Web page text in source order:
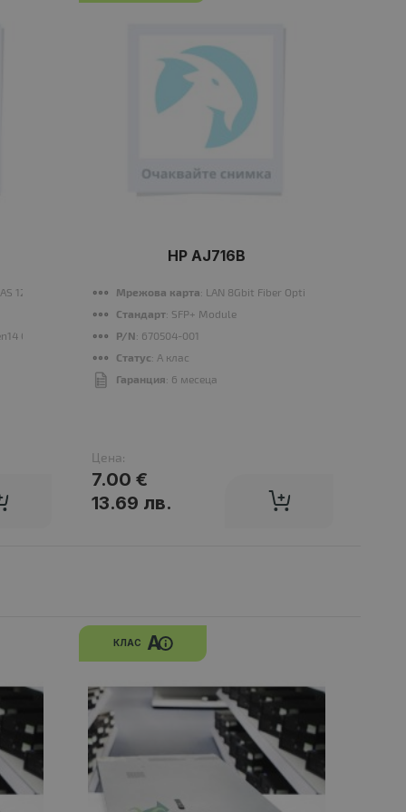
12G
Gen15
HP AJ716B
Мрежова карта: LAN 8Gbit Fiber Optic
Стандарт: SFP+ Module
P/N: 670504-001
Статус: A клас
Гаранция: 6 месеца
Цена:
7.00 €
13.69 лв.
КЛАС A